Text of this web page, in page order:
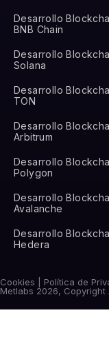
Desarrollo
BNB Chain
Desarrollo
Solana
Desarrollo
TON
Desarrollo
Arbitrum
Desarrollo
Polygon
Desarrollo
Avalanche
Desarrollo
Hedera
Cookies | Política de
Metlabs 2026,